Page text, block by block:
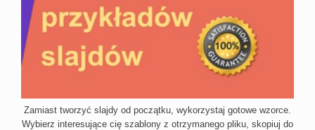
Zamiast tworzyć slajdy od początku, wykorzystaj gotowe wzorce.
Wybierz interesujące cię szablony z otrzymanego pliku, skopiuj do